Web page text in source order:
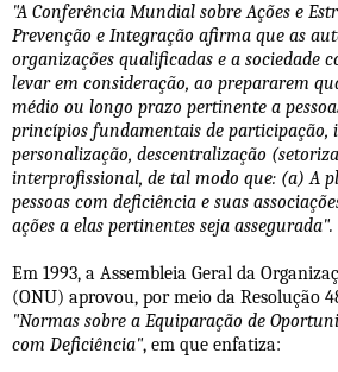
"A Conferência Mundial sobre Ações e
Prevenção e Integração afirma que as
organizações qualificadas e a sociedade
levar em consideração, ao prepararem
médio ou longo prazo pertinente a
princípios fundamentais de participação,
personalização, descentralização
interprofissional, de tal modo que: (a) A
pessoas com deficiência e suas
ações a elas pertinentes seja assegurada".
Em 1993, a Assembleia Geral da
(ONU) aprovou, por meio da Resolução
"Normas sobre a Equiparação de
com Deficiência", em que enfatiza: